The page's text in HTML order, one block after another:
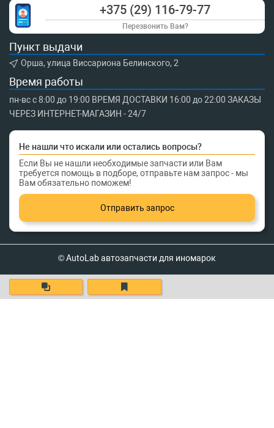
+375 (29) 116-79-77
Перезвонить Вам?
Пункт выдачи
Орша, улица Виссариона Белинского, 2
Время работы
пн-вс с 8:00 до 19:00 ВРЕМЯ ДОСТАВКИ 16:00 до 22:00 ЗАКАЗЫ
ЧЕРЕЗ ИНТЕРНЕТ-МАГАЗИН - 24/7
Не нашли что искали или остались вопросы?
Если Вы не нашли необходимые запчасти или Вам
требуется помощь в подборе, отправьте нам запрос - мы
Вам обязательно поможем!
Отправить запрос
© AutoLab автозапчасти для иномарок